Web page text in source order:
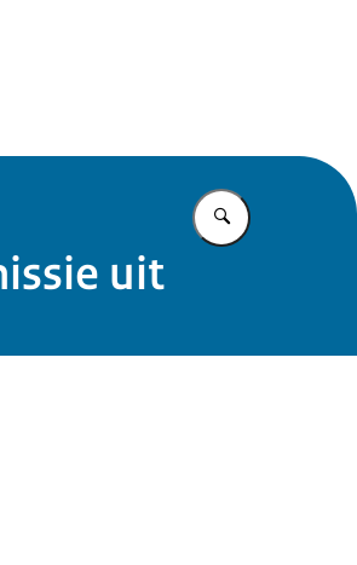
Vul in wat u
uit